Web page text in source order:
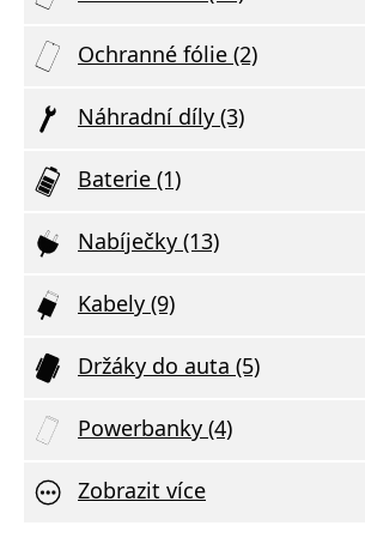
Ochranné fólie (2)
Náhradní díly (3)
Baterie (1)
Nabíječky (13)
Kabely (9)
Držáky do auta (5)
Powerbanky (4)
Zobrazit více